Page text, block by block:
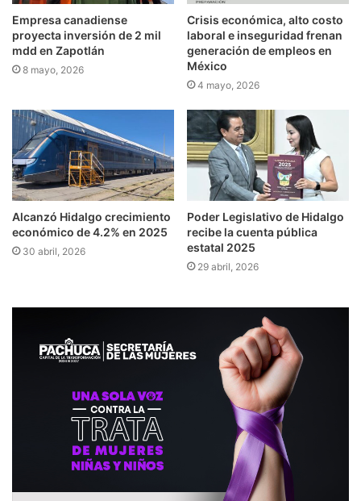
Empresa canadiense
proyecta inversión de 2 mil
mdd en Zapotlán
8 mayo, 2026
Crisis económica, alto costo
laboral e inseguridad frenan
generación de empleos en
México
4 mayo, 2026
Alcanzó Hidalgo crecimiento
económico de 4.2% en 2025
30 abril, 2026
Poder Legislativo de Hidalgo
recibe la cuenta pública
estatal 2025
29 abril, 2026